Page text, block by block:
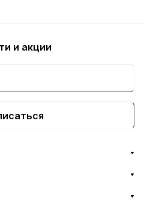
и акции